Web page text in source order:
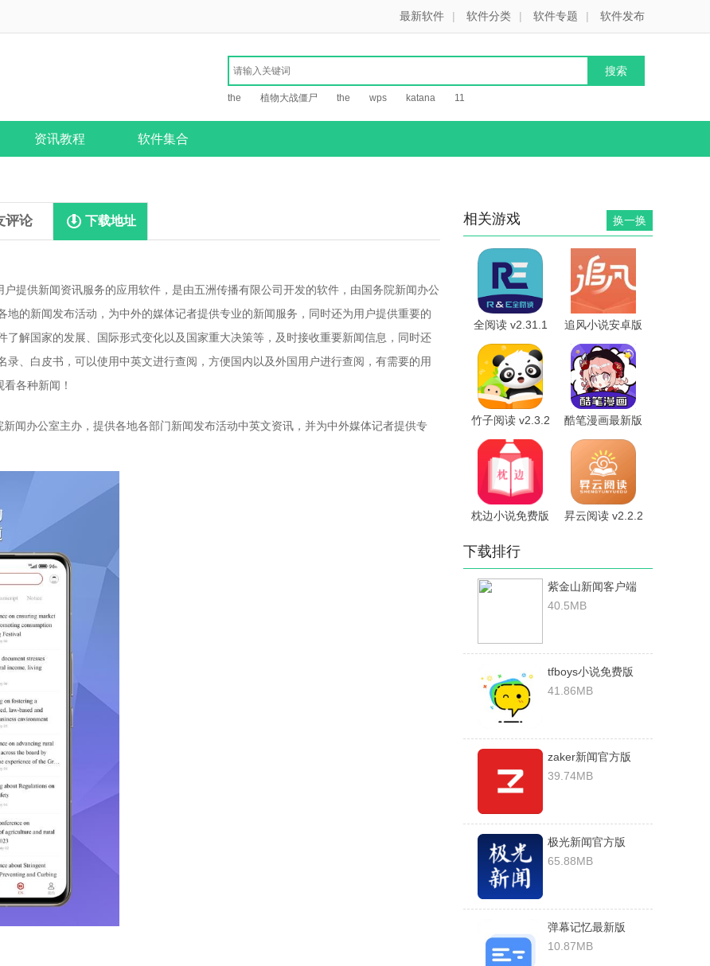
最新软件 | 软件分类 | 软件专题 | 软件发布
the 植物大战僵尸 the wps katana 11
资讯教程 软件集合
评论 下载地址
供新闻资讯服务的应用软件，是由五洲传播有限公司开发的软件，由国务院新闻办公
地的新闻发布活动，为中外的媒体记者提供专业的新闻服务，同时还为用户提供重要的
了解国家的发展、国际形式变化以及国家重大决策等，及时接收重要新闻信息，同时还
录、白皮书，可以使用中英文进行查阅，方便国内以及外国用户进行查阅，有需要的用
各种新闻！
闻办公室主办，提供各地各部门新闻发布活动中英文资讯，并为中外媒体记者提供专
换一换
相关游戏
全阅读 v2.31.1
安卓版
追风小说安卓版
2.0.8.230608
竹子阅读 v2.3.2
安卓版
酷笔漫画最新版
1.0.4安卓版
枕边小说免费版
昇云阅读 v2.2.2
下载排行
紫金山新闻客户端
v4.9.12安卓版
40.5MB
tfboys小说免费版
v6.3.15安卓版
41.86MB
zaker新闻官方版
v8.8.3安卓版
39.74MB
极光新闻官方版
v3.3.0安卓版
65.88MB
弹幕记忆最新版
v5.0.0安卓版
10.87MB